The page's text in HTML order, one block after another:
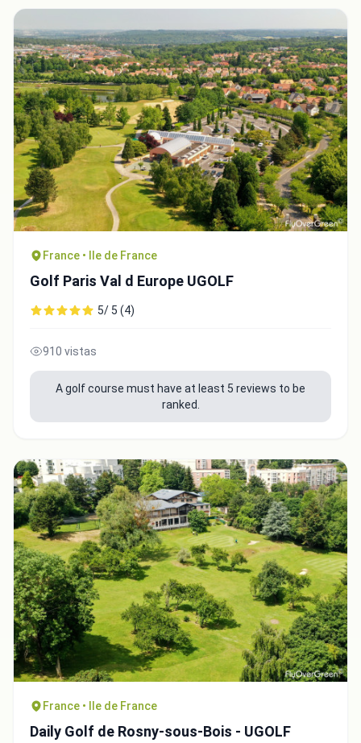
France • Ile de France
Golf Paris Val d Europe UGOLF
5/ 5 (4)
910 vistas
A golf course must have at least 5 reviews to be
ranked.
France • Ile de France
Daily Golf de Rosny-sous-Bois - UGOLF